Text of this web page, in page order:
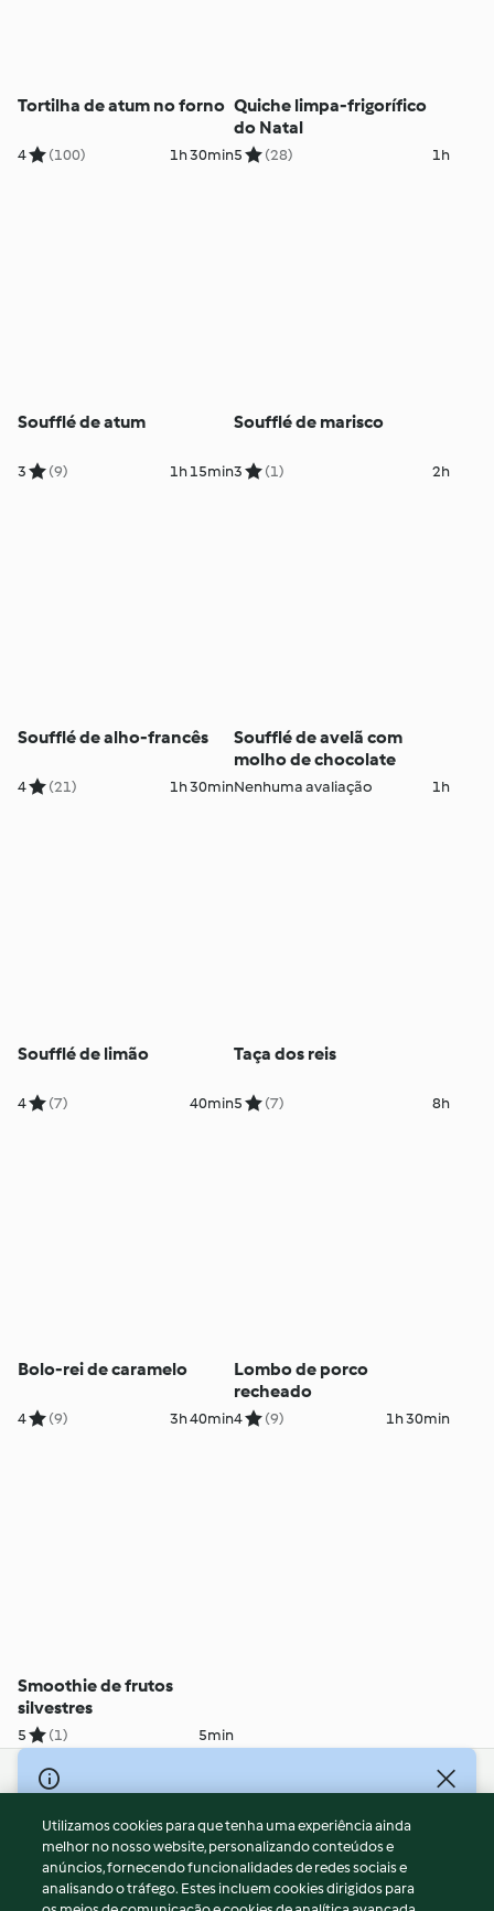
Tortilha de atum no forno
4 (100) 1h 30min
Quiche limpa-frigorífico
do Natal
5 (28) 1h
Soufflé de atum
3 (9) 1h 15min
Soufflé de marisco
3 (1) 2h
Soufflé de alho-francês
4 (21) 1h 30min
Soufflé de avelã com
molho de chocolate
Nenhuma avaliação 1h
Soufflé de limão
4 (7) 40min
Taça dos reis
5 (7) 8h
Bolo-rei de caramelo
4 (9) 3h 40min
Lombo de porco
recheado
4 (9) 1h 30min
Smoothie de frutos
silvestres
5 (1) 5min
© Copyright 2026
Termos de Utilização
Aviso sobre Proteção de Dados
Aviso
Utilizamos cookies para que tenha uma experiência ainda
melhor no nosso website, personalizando conteúdos e
anúncios, fornecendo funcionalidades de redes sociais e
analisando o tráfego. Estes incluem cookies dirigidos para